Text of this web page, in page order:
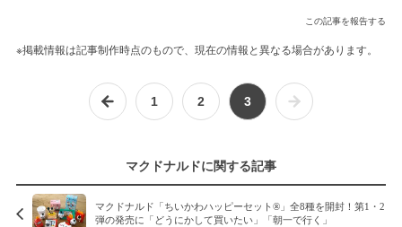
この記事を報告する
※掲載情報は記事制作時点のもので、現在の情報と異なる場合があります。
1 2 3
マクドナルドに関する記事
マクドナルド「ちいかわハッピーセット®」全8種を開封！第1・2
弾の発売に「どうにかして買いたい」「朝一で行く」